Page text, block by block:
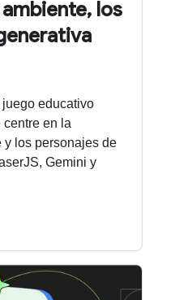
los
educativo
centre en la
y los personajes de
Gemini y